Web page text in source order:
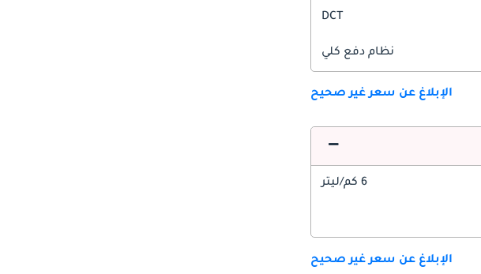
DCT
نظام دفع كلي
الإبلاغ عن سعر غير صحيح
6 كم/ليتر
الإبلاغ عن سعر غير صحيح